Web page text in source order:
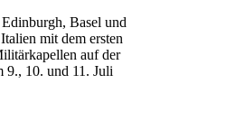
Basel und
mit dem ersten
auf der
9., 10. und 11. Juli